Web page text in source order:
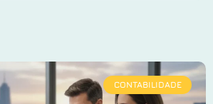
CONTABILIDADE